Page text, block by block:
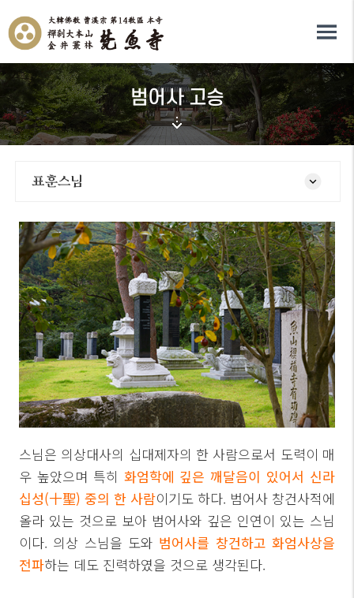
범어사 고승
표훈스님
스님은 의상대사의 십대제자의 한 사람으로서 도력이 매
우 높았으며 특히 화엄학에 깊은 깨달음이 있어서 신라
십성(十聖) 중의 한 사람이기도 하다. 범어사 창건사적에
올라 있는 것으로 보아 범어사와 깊은 인연이 있는 스님
이다. 의상 스님을 도와 범어사를 창건하고 화엄사상을
전파하는 데도 진력하였을 것으로 생각된다.